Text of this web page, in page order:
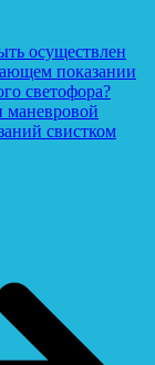
осуществлен
показании
светофора?
свистком